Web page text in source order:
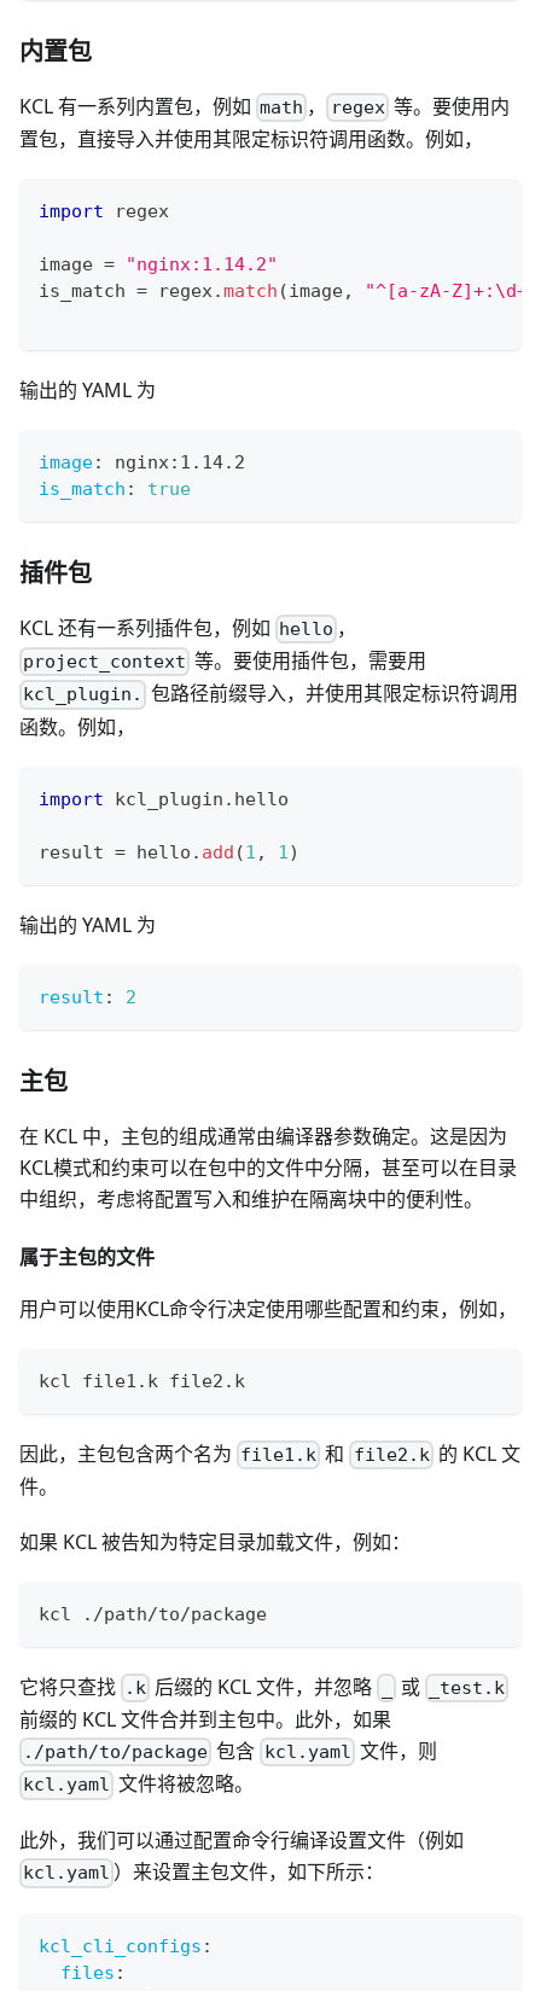
内置包
KCL 有一系列内置包，例如 math ， regex等。要使用内
置包，直接导入并使用其限定标识符调用函数。例如，
import regex
image =
"nginx:1.14.2"
is_match = regex.match (image, "^[a-zA-
输出的 YAML 为
image: nginx: 1.14.2
is_match : true
插件包
KCL 还有一系列插件包，例如 hello ，
project_context 等。要使用插件包，需要用
kcl_plugin. 包路径前缀导入，并使用其限定标识符调用
函数。例如，
import kcl_plugin . hello
result = hello . add (1 , 1 )
输出的 YAML 为
result : 2
主包
在 KCL 中，主包的组成通常由编译器参数确定。这是因为
KCL模式和约束可以在包中的文件中分隔，甚至可以在目录
中组织，考虑将配置写入和维护在隔离块中的便利性。
属于主包的文件
用户可以使用KCL命令行决定使用哪些配置和约束，例如，
kcl file1.k file2.k
因此，主包包含两个名为 file1.k 和 file2.k的 KCL 文
件。
如果 KCL 被告知为特定目录加载文件，例如：
kcl ./path/to/package
它将只查找 .k 后缀的 KCL 文件，并忽略 或 _test.k
前缀的 KCL 文件合并到主包中。此外，如果
./path/to/package 包含 kcl.yaml 文件，则
kcl.yaml 文件将被忽略。
此外，我们可以通过配置命令行编译设置文件（例如
kcl.yaml ）来设置主包文件，如下所示：
kcl_cli_configs :
files :